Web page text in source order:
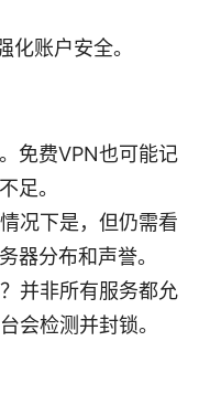
化账户安全。
免费VPN也可能记
足。
况下是，但仍需看
器分布和声誉。
并非所有服务都允
会检测并封锁。